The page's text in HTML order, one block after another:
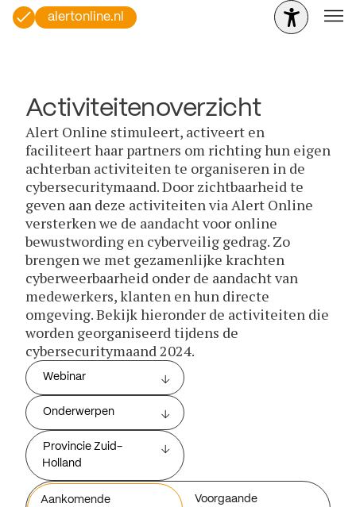
alertonline.nl
Activiteitenoverzicht
Alert Online stimuleert, activeert en
faciliteert haar partners om richting hun eigen
achterban activiteiten te organiseren in de
cybersecuritymaand. Door zichtbaarheid te
geven aan deze activiteiten via Alert Online
versterken we de aandacht voor online
bewustwording en cyberveilig gedrag. Zo
brengen we met gezamenlijke krachten
cyberweerbaarheid onder de aandacht van
medewerkers, klanten en hun directe
omgeving. Bekijk hieronder de activiteiten die
worden georganiseerd tijdens de
cybersecuritymaand 2024.
Webinar
Onderwerpen
Provincie Zuid-
Holland
Aankomende
Voorgaande